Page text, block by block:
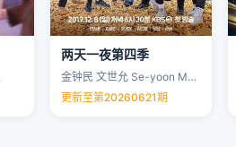
两天一夜第四季
金钟民 文世允 Se-yoon Moon …
更新至第20260621期